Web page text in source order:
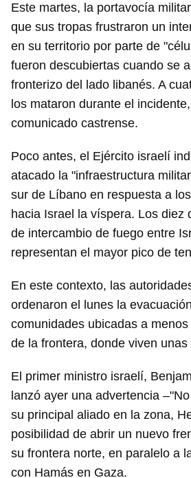
Este martes, la portavocía
que sus tropas frustraron un
en su territorio por parte de
fueron descubiertas cuando se
fronterizo del lado libanés. A
los mataron durante el
comunicado castrense.
Poco antes, el Ejército israelí
atacado la "infraestructura
sur de Líbano en respuesta a
hacia Israel la víspera. Los diez
de intercambio de fuego entre
representan el mayor pico de
En este contexto, las
ordenaron el lunes la
comunidades ubicadas a
de la frontera, donde viven
El primer ministro israelí,
lanzó ayer una advertencia
su principal aliado en la zona,
posibilidad de abrir un nuevo
su frontera norte, en paralelo a
con Hamás en Gaza.